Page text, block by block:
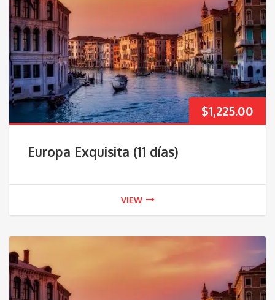
$1,225.00
Europa Exquisita (11 días)
VIEW